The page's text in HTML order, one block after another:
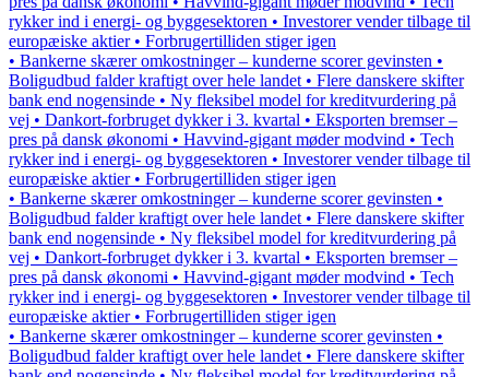
rykker ind i energi- og byggesektoren • Investorer vender tilbage til
europæiske aktier • Forbrugertilliden stiger igen
• Bankerne skærer omkostninger – kunderne scorer gevinsten •
Boligudbud falder kraftigt over hele landet • Flere danskere skifter
bank end nogensinde • Ny fleksibel model for kreditvurdering på
vej • Dankort-forbruget dykker i 3. kvartal • Eksporten bremser –
pres på dansk økonomi • Havvind-gigant møder modvind • Tech
rykker ind i energi- og byggesektoren • Investorer vender tilbage til
europæiske aktier • Forbrugertilliden stiger igen
• Bankerne skærer omkostninger – kunderne scorer gevinsten •
Boligudbud falder kraftigt over hele landet • Flere danskere skifter
bank end nogensinde • Ny fleksibel model for kreditvurdering på
vej • Dankort-forbruget dykker i 3. kvartal • Eksporten bremser –
pres på dansk økonomi • Havvind-gigant møder modvind • Tech
rykker ind i energi- og byggesektoren • Investorer vender tilbage til
europæiske aktier • Forbrugertilliden stiger igen
• Bankerne skærer omkostninger – kunderne scorer gevinsten •
Boligudbud falder kraftigt over hele landet • Flere danskere skifter